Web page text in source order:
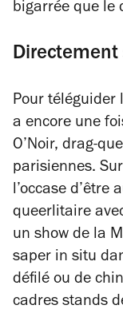
bigarrée que le
Directement
Pour téléguider
a encore une
O’Noir, drag-
parisiennes.
l’occase d’être
queerlitaire
un show de la
saper in situ
défilé ou de
cadres stands